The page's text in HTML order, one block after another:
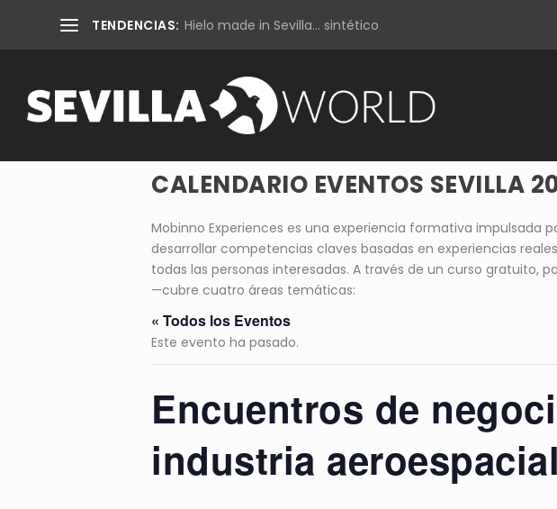
TENDENCIAS: Hielo made in Sevilla… sintético
CALENDARIO EVENTOS SEVILLA
Mobinno Experiences es una experiencia formativa impulsada
desarrollar competencias claves basadas en experiencias
todas las personas interesadas. A través de un curso gratuito,
—cubre cuatro áreas temáticas:
« Todos los Eventos
Este evento ha pasado.
Encuentros de
industria